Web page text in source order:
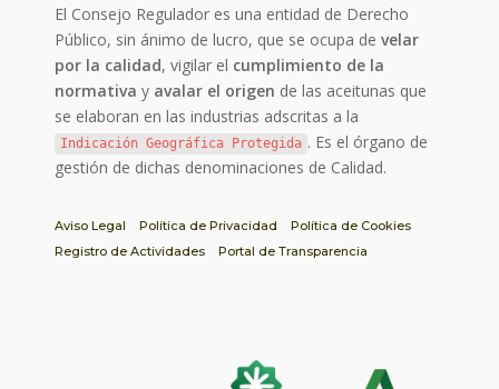
El Consejo Regulador es una entidad de Derecho
Público, sin ánimo de lucro, que se ocupa develar
por la calidad, vigilar el cumplimiento de la
normativa y avalar el origen de las aceitunas que
se elaboran en las industrias adscritas a la
Indicación Geográfica Protegida . Es el órgano de
gestión de dichas denominaciones de Calidad.
Aviso Legal Política de Privacidad
Política de Cookies
Registro de Actividades
Portal de Transparencia